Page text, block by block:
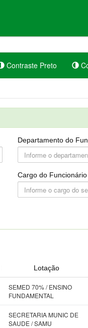
Contraste Preto
Departamento do
Cargo do Funcionário
Lotação
SEMED 70% / ENSINO
FUNDAMENTAL
SECRETARIA MUNIC DE
SAUDE / SAMU